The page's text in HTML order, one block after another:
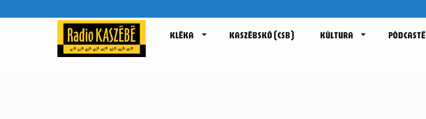
KLËKA KASZËBSKÔ (CSB) KÙLTURA PÒDCASTË